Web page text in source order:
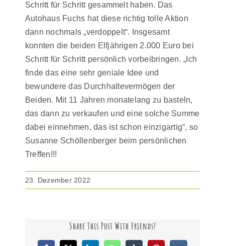
Schritt für Schritt gesammelt haben. Das
Autohaus Fuchs hat diese richtig tolle Aktion
dann nochmals „verdoppelt“. Insgesamt
konnten die beiden Elfjährigen 2.000 Euro bei
Schritt für Schritt persönlich vorbeibringen. „Ich
finde das eine sehr geniale Idee und
bewundere das Durchhaltevermögen der
Beiden. Mit 11 Jahren monatelang zu basteln,
das dann zu verkaufen und eine solche Summe
dabei einnehmen, das ist schon einzigartig“, so
Susanne Schöllenberger beim persönlichen
Treffen!!!
23. Dezember 2022
Share This Post With Friends!